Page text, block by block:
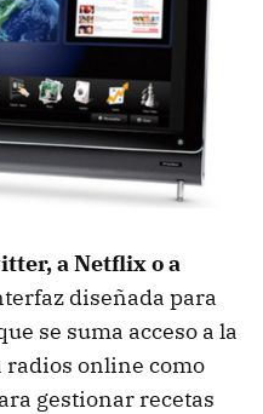
a Netflix o a
diseñada para
se suma acceso a la
radios online como
gestionar recetas